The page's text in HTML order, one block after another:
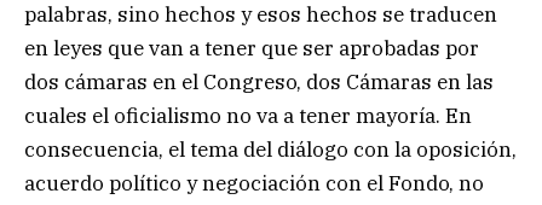
palabras, sino hechos y esos hechos se traducen
en leyes que van a tener que ser aprobadas por
dos cámaras en el Congreso, dos Cámaras en las
cuales el oficialismo no va a tener mayoría. En
consecuencia, el tema del diálogo con la oposición,
acuerdo político y negociación con el Fondo, no